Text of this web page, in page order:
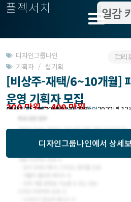
플젝서치
디자인그룹나인
기획자 / 웹기획
리
[비상주-재택/6~10개월]
운영 기획자 모집
300 만원 ~ 400 만원
모집기한 : 해당 서비스에서 확인
예상기간 : 2022년 03월 02일 ~ 2022년 12
디자인그룹나인에서 상세